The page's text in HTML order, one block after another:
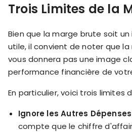
Trois Limites de la
Bien que la marge brute soit
utile, il convient de noter que
vous donnera pas une image
performance financière de
En particulier, voici trois limites
Ignore les Autres
compte que le chiffre